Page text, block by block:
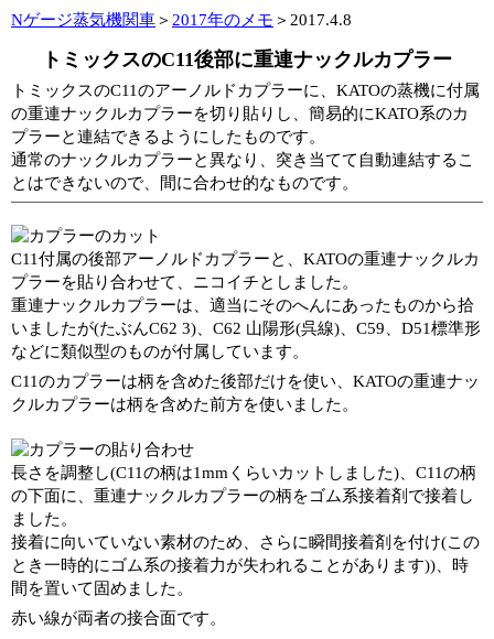
Nゲージ蒸気機関車＞ 2017年のメモ ＞2017.4.8
トミックスのC11後部に重連ナックルカプラー
トミックスのC11のアーノルドカプラーに、KATOの蒸機に付属
の重連ナックルカプラーを切り貼りし、簡易的にKATO系のカ
プラーと連結できるようにしたものです。
通常のナックルカプラーと異なり、突き当てて自動連結するこ
とはできないので、間に合わせ的なものです。
C11付属の後部アーノルドカプラーと、KATOの重連ナックルカ
プラーを貼り合わせて、ニコイチとしました。
重連ナックルカプラーは、適当にそのへんにあったものから拾
いましたが(たぶんC62 3)、C62 山陽形(呉線)、C59、D51標準形
などに類似型のものが付属しています。
C11のカプラーは柄を含めた後部だけを使い、KATOの重連ナッ
クルカプラーは柄を含めた前方を使いました。
長さを調整し(C11の柄は1mmくらいカットしました)、C11の柄
の下面に、重連ナックルカプラーの柄をゴム系接着剤で接着し
ました。
接着に向いていない素材のため、さらに瞬間接着剤を付け(この
とき一時的にゴム系の接着力が失われることがあります))、時
間を置いて固めました。
赤い線が両者の接合面です。